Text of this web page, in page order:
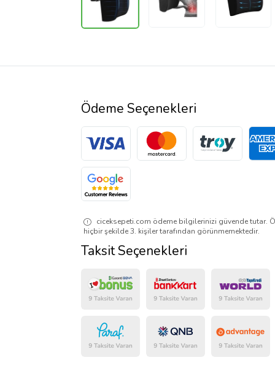
Ödeme Seçenekleri
ciceksepeti.com ödeme bilgilerinizi güvende tutar.
hiçbir şekilde 3. kişiler tarafından görünmemektedir.
Taksit Seçenekleri